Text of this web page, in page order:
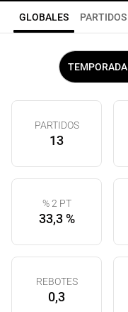
GLOBALES PARTIDOS
TEMPORADA
PARTIDOS
13
% 2 PT
33,3 %
REBOTES
0,3